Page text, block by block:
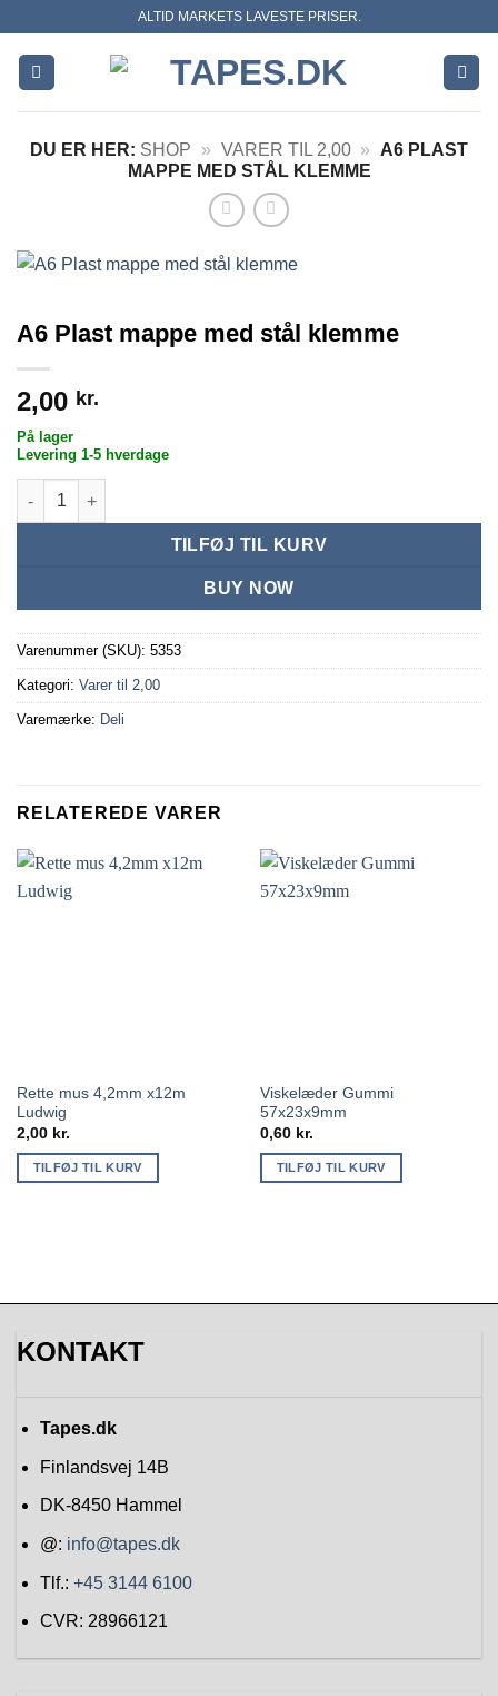
content
ALTID MARKETS LAVESTE PRISER.
DU ER HER: SHOP » VARER TIL 2,00 »
A6 PLAST
MAPPE MED STÅL KLEMME
A6 Plast mappe med stål klemme
2,00 kr.
På lager
Levering 1-5 hverdage
A6 Plast mappe med stål klemme antal
TILFØJ TIL KURV
BUY NOW
Varenummer (SKU): 5353
Kategori: Varer til 2,00
Varemærke: Deli
RELATEREDE VARER
Rette mus 4,2mm x12m
Ludwig
2,00 kr.
TILFØJ TIL KURV
Viskelæder Gummi
57x23x9mm
0,60 kr.
TILFØJ TIL KURV
KONTAKT
Tapes.dk
Finlandsvej 14B
DK-8450 Hammel
@: info@tapes.dk
Tlf.: +45 3144 6100
CVR: 28966121